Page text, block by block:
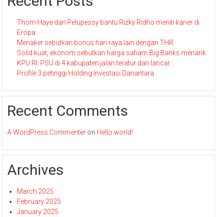
Thom Haye dan Pelupessy bantu Rizky Ridho meniti karier di
Eropa
Menaker sebutkan bonus hari raya lain dengan THR
Solid kuat, ekonom sebutkan harga saham Big Banks menarik
KPU RI: PSU di 4 kabupaten jalan teratur dan lancar
Profile 3 petinggi Holding Investasi Danantara
Recent Comments
A WordPress Commenter on Hello world!
Archives
March 2025
February 2025
January 2025